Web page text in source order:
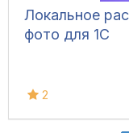
Локальное
фото для 1С
2